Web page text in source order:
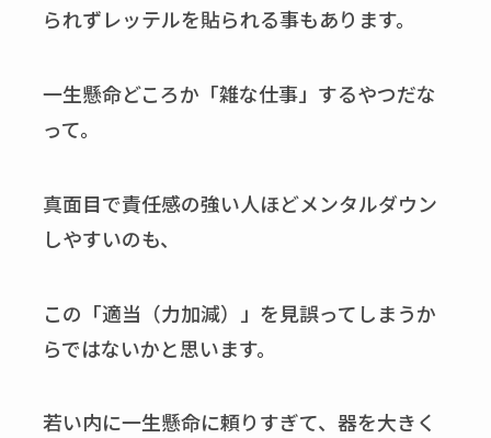
られずレッテルを貼られる事もあります。
一生懸命どころか「雑な仕事」するやつだな
って。
真面目で責任感の強い人ほどメンタルダウン
しやすいのも、
この「適当（力加減）」を見誤ってしまうか
らではないかと思います。
若い内に一生懸命に頼りすぎて、器を大きく